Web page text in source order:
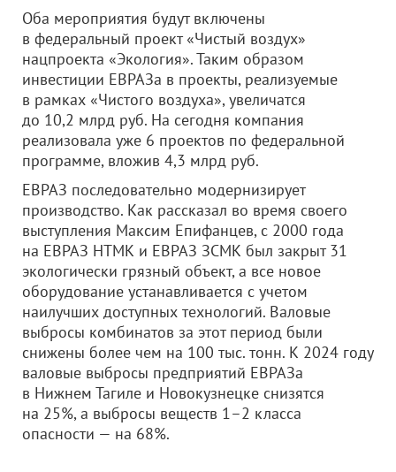
Оба мероприятия будут включены
в федеральный проект «Чистый воздух»
нацпроекта «Экология». Таким образом
инвестиции ЕВРАЗа в проекты, реализуемые
в рамках «Чистого воздуха», увеличатся
до 10,2 млрд руб. На сегодня компания
реализовала уже 6 проектов по федеральной
программе, вложив 4,3 млрд руб.
ЕВРАЗ последовательно модернизирует
производство. Как рассказал во время своего
выступления Максим Епифанцев, с 2000 года
на ЕВРАЗ НТМК и ЕВРАЗ ЗСМК был закрыт 31
экологически грязный объект, а все новое
оборудование устанавливается с учетом
наилучших доступных технологий. Валовые
выбросы комбинатов за этот период были
снижены более чем на 100 тыс. тонн. К 2024 году
валовые выбросы предприятий ЕВРАЗа
в Нижнем Тагиле и Новокузнецке снизятся
на 25%, а выбросы веществ 1–2 класса
опасности — на 68%.